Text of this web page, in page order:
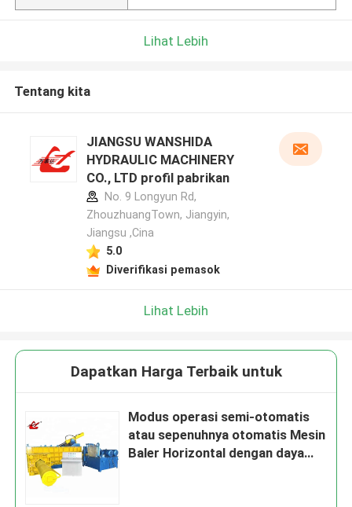
Lihat Lebih
Tentang kita
JIANGSU WANSHIDA
HYDRAULIC MACHINERY
CO., LTD profil pabrikan
No. 9 Longyun Rd,
ZhouzhuangTown, Jiangyin,
Jiangsu ,Cina
5.0
Diverifikasi pemasok
Lihat Lebih
Dapatkan Harga Terbaik untuk
Modus operasi semi-otomatis
atau sepenuhnya otomatis Mesin
Baler Horizontal dengan daya